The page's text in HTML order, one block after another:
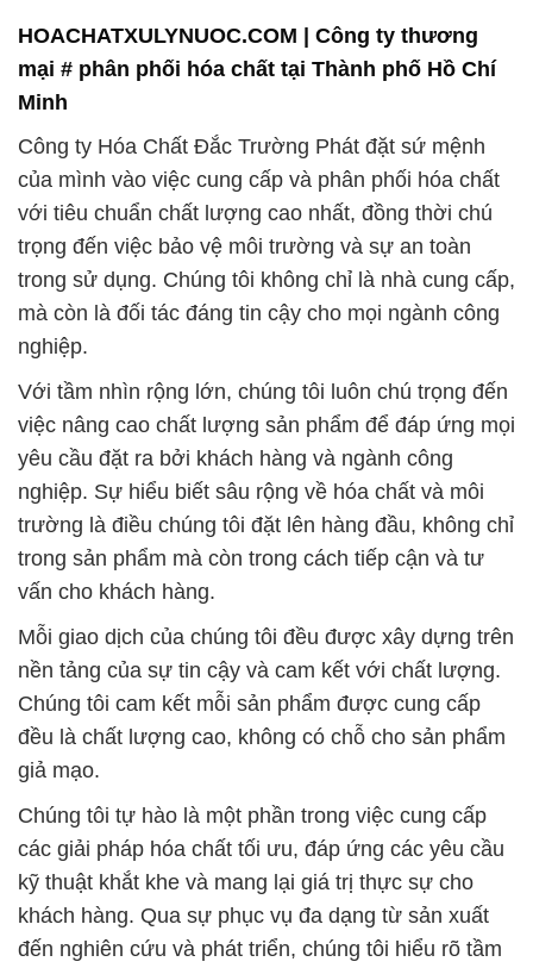
HOACHATXULYNUOC.COM | Công ty thương
mại # phân phối hóa chất tại Thành phố Hồ Chí
Minh
Công ty Hóa Chất Đắc Trường Phát đặt sứ mệnh
của mình vào việc cung cấp và phân phối hóa chất
với tiêu chuẩn chất lượng cao nhất, đồng thời chú
trọng đến việc bảo vệ môi trường và sự an toàn
trong sử dụng. Chúng tôi không chỉ là nhà cung cấp,
mà còn là đối tác đáng tin cậy cho mọi ngành công
nghiệp.
Với tầm nhìn rộng lớn, chúng tôi luôn chú trọng đến
việc nâng cao chất lượng sản phẩm để đáp ứng mọi
yêu cầu đặt ra bởi khách hàng và ngành công
nghiệp. Sự hiểu biết sâu rộng về hóa chất và môi
trường là điều chúng tôi đặt lên hàng đầu, không chỉ
trong sản phẩm mà còn trong cách tiếp cận và tư
vấn cho khách hàng.
Mỗi giao dịch của chúng tôi đều được xây dựng trên
nền tảng của sự tin cậy và cam kết với chất lượng.
Chúng tôi cam kết mỗi sản phẩm được cung cấp
đều là chất lượng cao, không có chỗ cho sản phẩm
giả mạo.
Chúng tôi tự hào là một phần trong việc cung cấp
các giải pháp hóa chất tối ưu, đáp ứng các yêu cầu
kỹ thuật khắt khe và mang lại giá trị thực sự cho
khách hàng. Qua sự phục vụ đa dạng từ sản xuất
đến nghiên cứu và phát triển, chúng tôi hiểu rõ tầm